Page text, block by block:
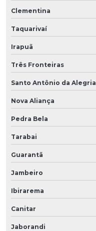
Clementina
Taquarivaí
Irapuã
Três Fronteiras
Santo Antônio da Alegria
Nova Aliança
Pedra Bela
Tarabai
Guarantã
Jambeiro
Ibirarema
Canitar
Jaborandi